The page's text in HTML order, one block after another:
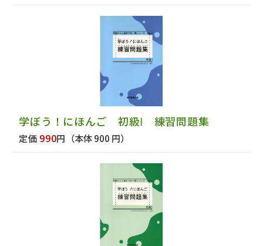
学ぼう！にほんご 初級Ⅰ 練習問題集
定価 990円 （本体 900 円）